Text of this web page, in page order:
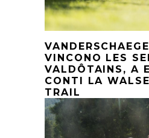
VINCONO LES
VALDÔTAINS, A
CONTI LA
TRAIL